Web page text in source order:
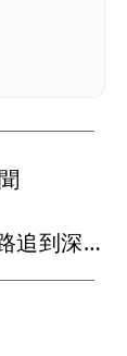
北市男遭當街強押上車 中山警一路追到深坑「對空開3槍」救人